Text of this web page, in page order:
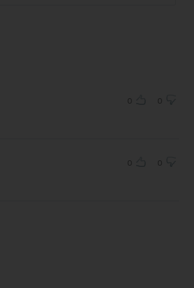
0 0
0 0